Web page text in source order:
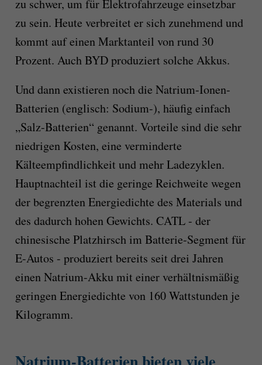
zu schwer, um für Elektrofahrzeuge einsetzbar
zu sein. Heute verbreitet er sich zunehmend und
kommt auf einen Marktanteil von rund 30
Prozent. Auch BYD produziert solche Akkus.
Und dann existieren noch die Natrium-Ionen-
Batterien (englisch: Sodium-), häufig einfach
„Salz-Batterien“ genannt. Vorteile sind die sehr
niedrigen Kosten, eine verminderte
Kälteempfindlichkeit und mehr Ladezyklen.
Hauptnachteil ist die geringe Reichweite wegen
der begrenzten Energiedichte des Materials und
des dadurch hohen Gewichts. CATL - der
chinesische Platzhirsch im Batterie-Segment für
E-Autos - produziert bereits seit drei Jahren
einen Natrium-Akku mit einer verhältnismäßig
geringen Energiedichte von 160 Wattstunden je
Kilogramm.